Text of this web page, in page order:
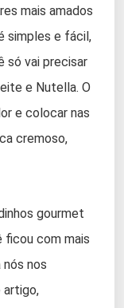
mais amados
simples e fácil,
só vai precisar
e Nutella. O
e colocar nas
cremoso,
gourmet
ficou com mais
nos
artigo,